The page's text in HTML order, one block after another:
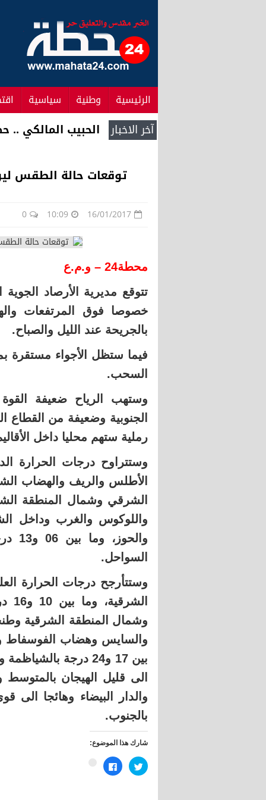
الرئيسية وطنية سياسية
آخر الاخبار الحبيب المالكي .. حصل على 198 برلمانيا
توقعات حالة الطقس
محطة24 – و.م.ع
تتوقع مديرية الأرصاد الجوية
خصوصا فوق المرتفعات
بالجريحة عند الليل والصباح.
فيما ستظل الأجواء مستقرة
السحب.
وستهب الرياح ضعيفة
الجنوبية وضعيفة من القطاع
رملية ستهم محليا داخل
الشرقي وشمال المنطقة
واللوكوس والغرب وداخل
السواحل.
وشمال المنطقة الشرقية
والسايس وهضاب الفوسفاط
بين 17 و24 درجة
الى قليل الهيجان بالمتوسط
والدار البيضاء وهائجا الى
بالجنوب.
شارك هذا الموضوع:
اضغط
للمشاركة
انقر
للمشاركة